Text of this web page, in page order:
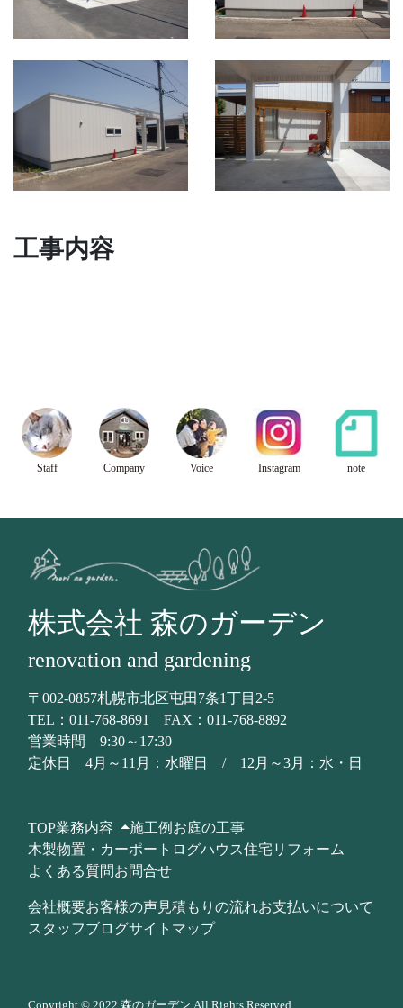
工事内容
Staff Company Voice Instagram note
株式会社 森のガーデン
renovation and gardening
〒002-0857札幌市北区屯田7条1丁目2-5
TEL： 011-768-8691 FAX： 011-768-8892
営業時間 9:30～17:30
定休日 4月～11月：水曜日 / 12月～3月：水・日
TOP業務内容 施工例 お庭の工事
木製物置・カーポート ログハウス住宅リフォーム
よくある質問お問合せ
会社概要お客様の声見積もりの流れお支払いについて
スタッフブログサイトマップ